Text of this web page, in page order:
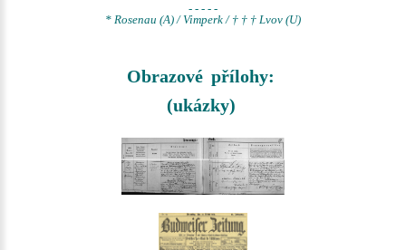
- - - - -
* Rosenau (A) / Vimperk / † † † Lvov (U)
Obrazové přílohy:
(ukázky)